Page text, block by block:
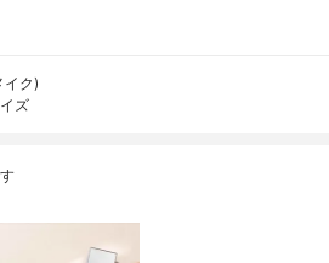
イク)
ズ